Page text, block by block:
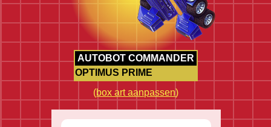
AUTOBOT COMMANDER
OPTIMUS PRIME
(box art aanpassen)